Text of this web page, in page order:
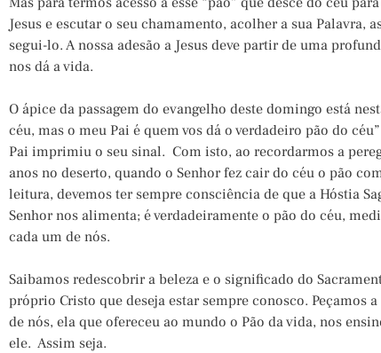
Jesus e escutar o seu chamamento, acolher a sua Palavra,
segui-lo. A nossa adesão a Jesus deve partir de uma
nos dá a vida.
O ápice da passagem do evangelho deste domingo está
céu, mas o meu Pai é quem vos dá o verdadeiro pão do
Pai imprimiu o seu sinal. Com isto, ao recordarmos a
anos no deserto, quando o Senhor fez cair do céu o pão
leitura, devemos ter sempre consciência de que a Hóstia
Senhor nos alimenta; é verdadeiramente o pão do céu,
cada um de nós.
Saibamos redescobrir a beleza e o significado do
próprio Cristo que deseja estar sempre conosco. Peçamos
de nós, ela que ofereceu ao mundo o Pão da vida, nos
ele. Assim seja.